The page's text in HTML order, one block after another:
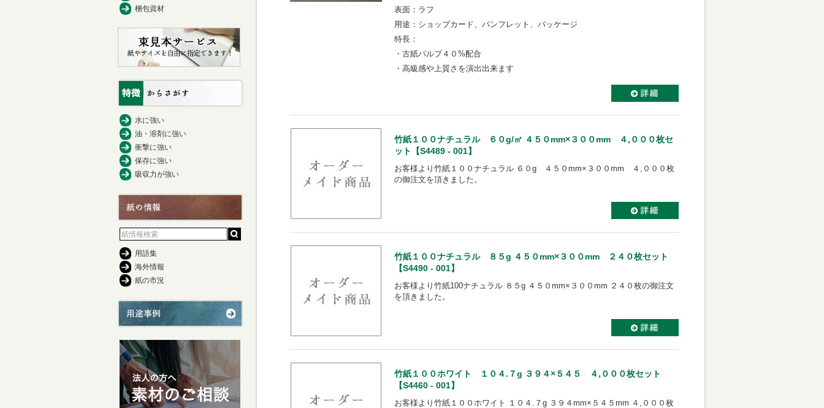
表面：ラフ
用途：ショップカード、パンフレット、パッケージ
特長：
・古紙パルプ４０%配合
・高級感や上質さを演出出来ます
竹紙１００ナチュラル ６０g/㎡ ４５０mm×３００mm ４,０００枚セ
ット【S4489 - 001】
お客様より竹紙１００ナチュラル ６０g ４５０mm×３００mm ４,０００枚
の御注文を頂きました。
竹紙１００ナチュラル ８５g ４５０mm×３００mm ２４０枚セット
【S4490 - 001】
お客様より竹紙100ナチュラル ８５g ４５０mm×３００mm ２４０枚の御注文
を頂きました。
竹紙１００ホワイト １０４.７g ３９４×５４５ ４,０００枚セット
【S4460 - 001】
お客様より竹紙１００ホワイト １０４.７g ３９４mm×５４５mm ４,０００枚
梱包資材
水に強い
油・溶剤に強い
衝撃に強い
保存に強い
吸収力が強い
用語集
海外情報
紙の市況